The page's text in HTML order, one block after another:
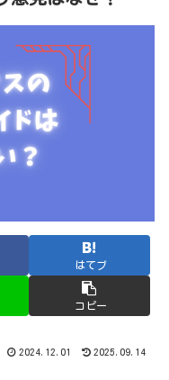
はてブ
コピー
2024.12.01 2025.09.14